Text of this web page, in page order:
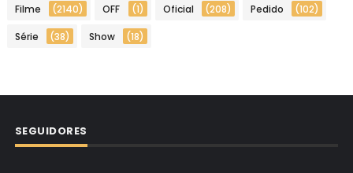
Filme (2140) OFF (1) Oficial (208) Pedido (102)
Série (38) Show (18)
SEGUIDORES